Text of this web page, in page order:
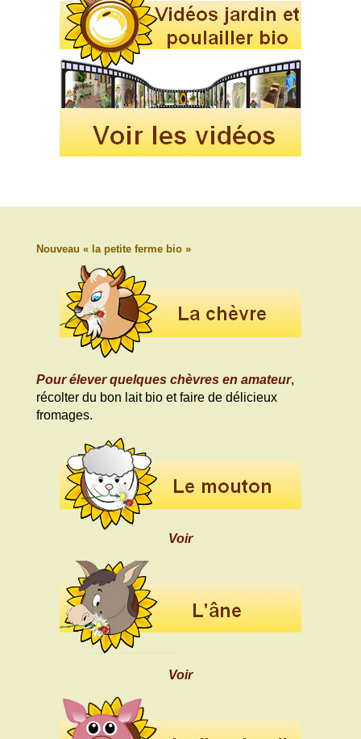
Nouveau « la petite ferme bio »
Pour élever quelques chèvres en amateur,
récolter du bon lait bio et faire de délicieux
fromages.
Voir
Voir